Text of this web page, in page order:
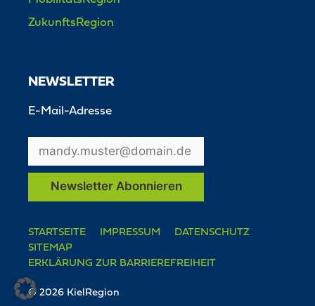
ZukunftsRegion
NEWSLETTER
E-Mail-Adresse
STARTSEITE IMPRESSUM
DATENSCHUTZ
SITEMAP
ERKLÄRUNG ZUR BARRIEREFREIHEIT
© 2026 KielRegion